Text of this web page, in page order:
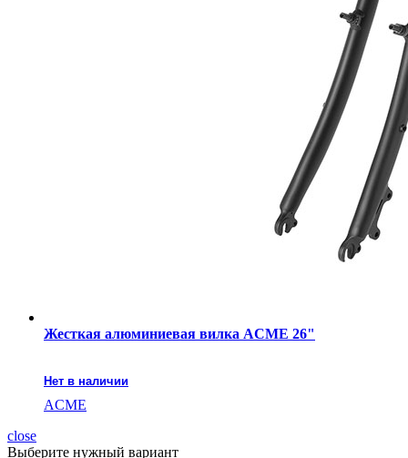
Жесткая алюминиевая вилка ACME 26"
Нет в наличии
ACME
close
Выберите нужный вариант